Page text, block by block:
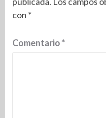
con *
Comentario*